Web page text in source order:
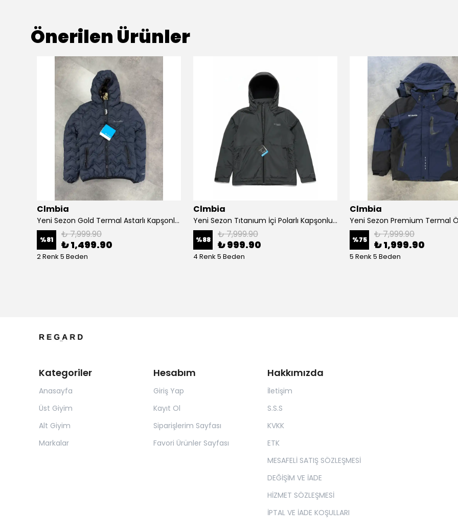
Önerilen Ürünler
Clmbia
Yeni Sezon Gold Termal Astarlı Kapşonlu Kadın Mont
%81 ₺ 7,999.90
₺ 1,499.90
2 Renk 5 Beden
Clmbia
Yeni Sezon Tıtanıum İçi Polarlı Kapşonlu Mont
%88 ₺ 7,999.90
₺ 999.90
4 Renk 5 Beden
Clmbia
%75 ₺ 7,999.90
₺ 1,999.90
5 Renk 5 Beden
Kategoriler
Anasayfa
Üst Giyim
Alt Giyim
Markalar
Hesabım
Giriş Yap
Kayıt Ol
Siparişlerim Sayfası
Favori Ürünler Sayfası
Hakkımızda
İletişim
S.S.S
KVKK
ETK
MESAFELİ SATIŞ SÖZLEŞMESİ
DEĞİŞİM VE İADE
HİZMET SÖZLEŞMESİ
İPTAL VE İADE KOŞULLARI